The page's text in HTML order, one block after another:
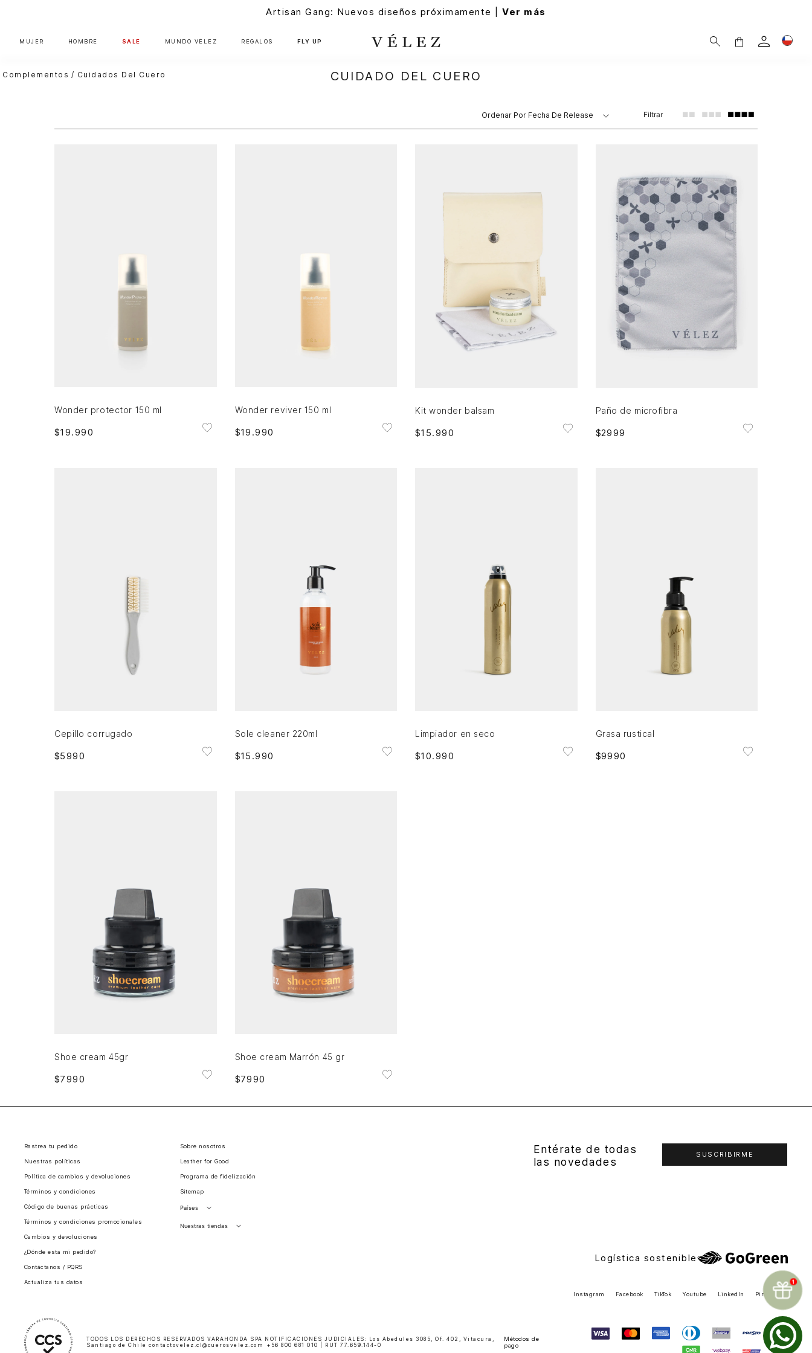
Artisan Gang: Nuevos diseños próximamente |Ver más
MUJER HOMBRE SALE MUNDO VÉLEZ REGALOS FLY UP
Complementos Cuidados Del Cuero CUIDADO DEL CUERO
Ordenar Por Fecha De Release Filtrar
Wonder protector 150 ml
$19.990
Wonder reviver 150 ml
$19 .990
Kit wonder balsam
$15.990
Paño de microfibra
$2999
Cepillo corrugado
$5990
Sole cleaner 220ml
$15 .990
Limpiador en seco
$10.990
Grasa rustical
$9990
Shoe cream 45gr
$7990
Shoe cream Marrón 45 gr
$7990
Entérate de todas
las novedades
SUSCRIBIRME
Rastrea tu pedido
Nuestras políticas
Política de cambios y devoluciones
Términos y condiciones
Código de buenas prácticas
Términos y condiciones promocionales
Cambios y devoluciones
¿Dónde esta mi pedido?
Contáctanos / PQRS
Actualiza tus datos
Sobre nosotros
Leather for Good
Programa de fidelización
Sitemap
Países
Perú
Nuestras tiendas
Logística sostenible
Instagram Facebook TikTok Youtube LinkedIn Pinterest
Métodos de
pago
TODOS LOS DERECHOS RESERVADOS VARAHONDA SPA NOTIFICACIONES JUDICIALES: Los Abedules 3085, Of. 402, Vitacura,
Santiago de Chile contactovelez.cl@cuerosvelez.com +56 800 681 010 | RUT 77.659.144-0